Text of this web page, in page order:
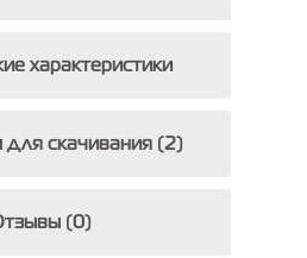
характеристики
скачивания (2)
(0)